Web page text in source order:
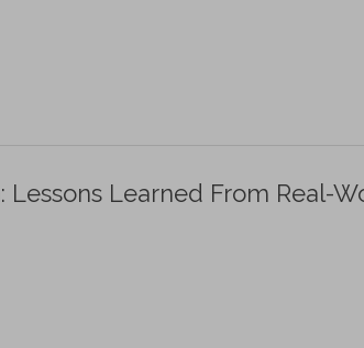
Learned From Real-